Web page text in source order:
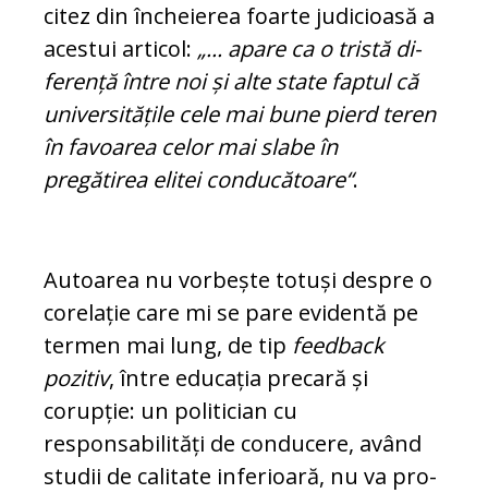
citez din încheierea foarte judicioasă a
aces­tui articol: „... apare ca o tristă di­
ferență între noi și alte state faptul că
uni­versitățile cele mai bune pierd teren
în favoarea celor mai slabe în
pregătirea elitei conducătoare“.
Autoarea nu vorbește totuși despre o
co­relație care mi se pare evidentă pe
termen mai lung, de tip feedback
pozitiv, între edu­cația precară și
corupție: un politician cu
responsabilități de conducere, având
studii de calitate inferioară, nu va pro­